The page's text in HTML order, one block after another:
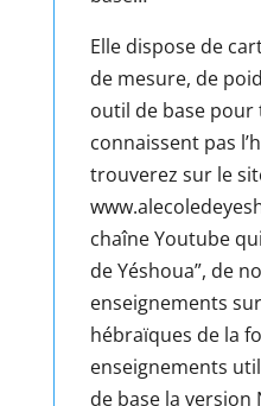
Elle dispose de
de mesure, de
outil de base pour
connaissent pas
trouverez sur le
chaîne Youtube qui
de Yéshoua”, de
enseignements
hébraïques de la
enseignements
de base la version